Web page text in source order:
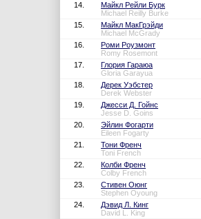
14.
Майкл Рейли Бурк
Michael Reilly Burke
15.
Майкл МакГрэйди
Michael McGrady
16.
Роми Роузмонт
Romy Rosemont
17.
Глория Гараюа
Gloria Garayua
18.
Дерек Уэбстер
Derek Webster
19.
Джесси Д. Гойнс
Jesse D. Goins
20.
Эйлин Фогарти
Eileen Fogarty
21.
Тони Френч
Toni French
22.
Колби Френч
Colby French
23.
Стивен Оюнг
Stephen Oyoung
24.
Дэвид Л. Кинг
David L. King